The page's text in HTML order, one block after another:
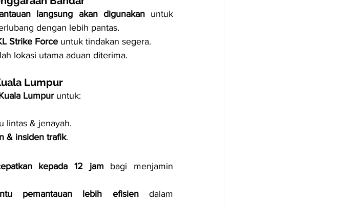
langsung akan digunakan untuk
dengan lebih pantas.
Strike Force untuk tindakan segera.
lokasi utama aduan diterima.
Lumpur
Lumpur untuk:
lintas & jenayah.
& insiden trafik.
kepada 12 jam bagi menjamin
pemantauan lebih efisien dalam